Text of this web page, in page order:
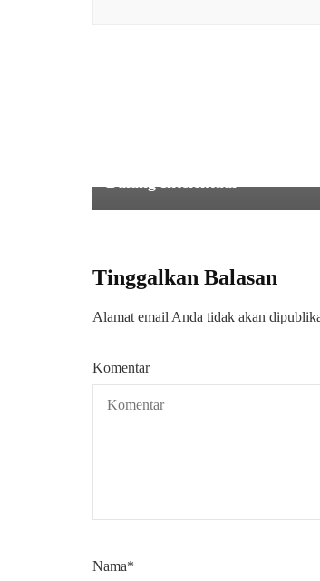
Tinggalkan Balasan
Alamat email Anda tidak akan
Komentar
Nama*